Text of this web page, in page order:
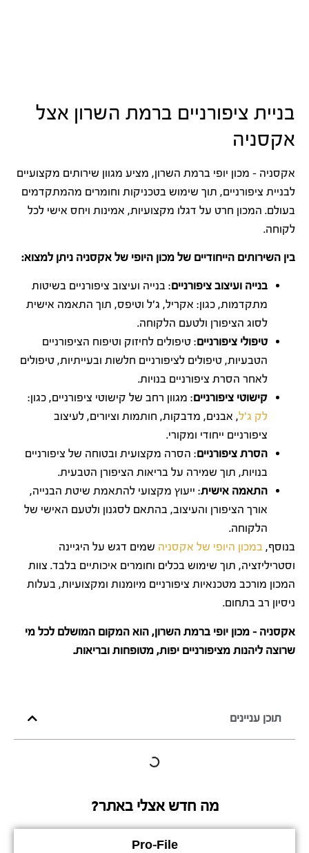
בניית ציפורניים ברמת השרון אצל
אקסניה
אקסניה – מכון יופי ברמת השרון, מציע מגוון שירותים מקצועיים
לבניית ציפורניים, תוך שימוש בטכניקות וחומרים מהמתקדמים
בעולם. המכון חרט על דגלו מקצועיות, אמינות ויחס אישי לכל
לקוחה.
בין השירותים הייחודיים של מכון היופי של אקסניה ניתן למצוא:
בנייה ועיצוב ציפורניים: בנייה ועיצוב ציפורניים בשיטות
מתקדמות, כגון: אקריל, ג'ל וטיפס, תוך התאמה אישית
לסוג הציפורן ולטעם הלקוחה.
טיפולי ציפורניים: טיפולים לחיזוק וטיפוח הציפורניים
הטבעיות, טיפולים לציפורניים חלשות ובעייתיות, טיפולים
לאחר הסרת ציפורניים בנויות.
קישוטי ציפורניים: מגוון רחב של קישוטי ציפורניים, כגון:
לק ג'ל, אבנים, מדבקות, חותמות וציורים, לעיצוב
ציפורניים ייחודי ומקורי.
הסרת ציפורניים: הסרה מקצועית ובטוחה של ציפורניים
בנויות, תוך שמירה על בריאות הציפורן הטבעית.
התאמה אישית: ייעוץ מקצועי להתאמת שיטת הבנייה,
אורך הציפורן והעיצוב, בהתאם לסגנון ולטעם האישי של
הלקוחה.
בנוסף, במכון היופי של אקסניה שמים דגש על היגיינה
וסטריליזציה, תוך שימוש בכלים וחומרים איכותיים בלבד. צוות
המכון מורכב מטכנאיות ציפורניים מיומנות ומקצועיות, בעלות
ניסיון רב בתחום.
אקסניה – מכון יופי ברמת השרון, הוא המקום המושלם לכל מי
שרוצה ליהנות מציפורניים יפות, מטופחות ובריאות.
תוכן עניינים
מה חדש אצלי באתר?
Pro-File